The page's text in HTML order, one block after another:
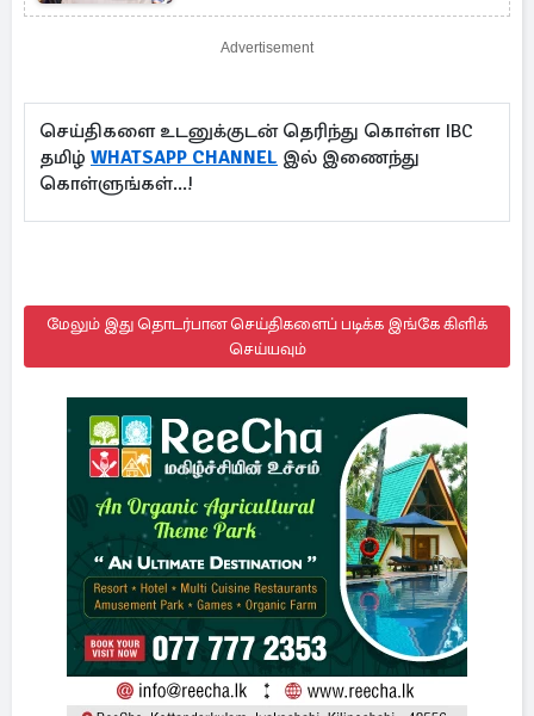
எதிர்பார்க்கலாமா...
Advertisement
செய்திகளை உடனுக்குடன் தெரிந்து கொள்ள IBC
தமிழ் WHATSAPP CHANNEL இல் இணைந்து
கொள்ளுங்கள்...!
மேலும் இது தொடர்பான செய்திகளைப் படிக்க இங்கே கிளிக்
செய்யவும்